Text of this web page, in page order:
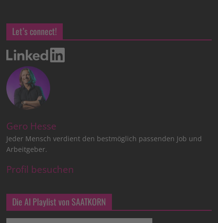
Let’s connect!
Gero Hesse
Jeder Mensch verdient den bestmöglich passenden Job und
Arbeitgeber.
Profil besuchen
Die AI Playlist von SAATKORN